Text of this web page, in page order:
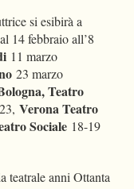
si esibirà a
14 febbraio all’8
11 marzo
23 marzo
Teatro
Verona Teatro
Sociale 18-19
teatrale anni Ottanta